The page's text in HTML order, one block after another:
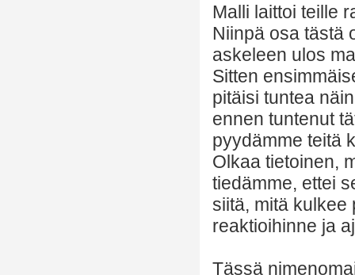
Malli laittoi teille
Niinpä osa tästä
askeleen ulos
Sitten
pitäisi tuntea
ennen tuntenut
pyydämme teitä
Olkaa tietoinen,
tiedämme, ettei
siitä, mitä kulkee
reaktioihinne ja
Tässä